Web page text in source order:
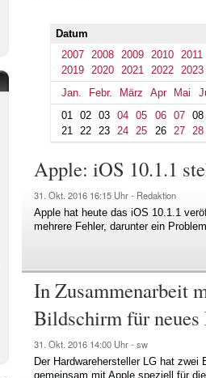
Datum
2007
2008 2009 2010
2011
2019
2020 2021 2022
2023
Jan.
Febr. März Apr Mai
01
02 03 04 05 06 07
08
21
22 23 24 25 26 27 28
Apple: iOS 10.1.1
31. Okt. 2016 16:15 Uhr - Redaktion
Apple hat heute das iOS 10.1.1
mehrere Fehler, darunter ein
In Zusammenarbeit
Bildschirm für
31. Okt. 2016 14:00 Uhr - sw
Der Hardwarehersteller LG hat
gemeinsam mit Apple speziell für